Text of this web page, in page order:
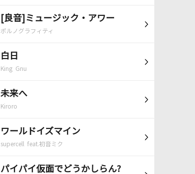
[良音]ミュージック・アワー
ポルノグラフィティ
白日
King Gnu
未来へ
Kiroro
ワールドイズマイン
supercell feat.初音ミク
パイパイ仮面でどうかしらん?